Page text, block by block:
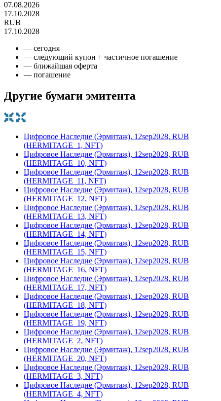
07.08.2026
17.10.2028
RUB
17.10.2028
— сегодня
— следующий купон + частичное погашение
— ближайшая оферта
— погашение
Другие бумаги эмитента
Цифровое Наследие (Эрмитаж), 12sep2028, RUB
(HERMITAGE_1, NFT)
Цифровое Наследие (Эрмитаж), 12sep2028, RUB
(HERMITAGE_10, NFT)
Цифровое Наследие (Эрмитаж), 12sep2028, RUB
(HERMITAGE_11, NFT)
Цифровое Наследие (Эрмитаж), 12sep2028, RUB
(HERMITAGE_12, NFT)
Цифровое Наследие (Эрмитаж), 12sep2028, RUB
(HERMITAGE_13, NFT)
Цифровое Наследие (Эрмитаж), 12sep2028, RUB
(HERMITAGE_14, NFT)
Цифровое Наследие (Эрмитаж), 12sep2028, RUB
(HERMITAGE_15, NFT)
Цифровое Наследие (Эрмитаж), 12sep2028, RUB
(HERMITAGE_16, NFT)
Цифровое Наследие (Эрмитаж), 12sep2028, RUB
(HERMITAGE_17, NFT)
Цифровое Наследие (Эрмитаж), 12sep2028, RUB
(HERMITAGE_18, NFT)
Цифровое Наследие (Эрмитаж), 12sep2028, RUB
(HERMITAGE_19, NFT)
Цифровое Наследие (Эрмитаж), 12sep2028, RUB
(HERMITAGE_2, NFT)
Цифровое Наследие (Эрмитаж), 12sep2028, RUB
(HERMITAGE_20, NFT)
Цифровое Наследие (Эрмитаж), 12sep2028, RUB
(HERMITAGE_3, NFT)
Цифровое Наследие (Эрмитаж), 12sep2028, RUB
(HERMITAGE_4, NFT)